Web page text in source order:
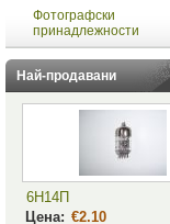
Фотографски
принадлежности
Най-продавани
6Н14П
Цена: €2.10